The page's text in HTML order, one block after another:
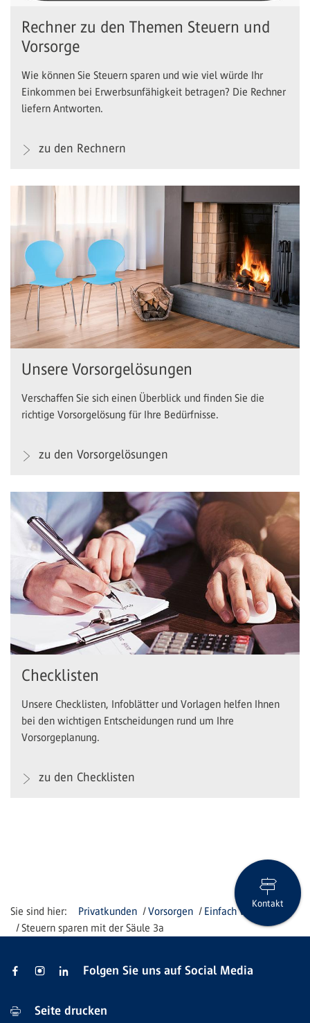
Rechner zu den Themen Steuern und
Vorsorge
Wie können Sie Steuern sparen und wie viel würde Ihr
Einkommen bei Erwerbsunfähigkeit betragen? Die Rechner
liefern Antworten.
zu den Rechnern
Unsere Vorsorgelösungen
Verschaffen Sie sich einen Überblick und finden Sie die
richtige Vorsorgelösung für Ihre Bedürfnisse.
zu den Vorsorgelösungen
Checklisten
Unsere Checklisten, Infoblätter und Vorlagen helfen Ihnen
bei den wichtigen Entscheidungen rund um Ihre
Vorsorgeplanung.
zu den Checklisten
Privatkunden Vorsorgen
Einfach vorsorgen
Steuern sparen mit der Säule 3a
Kontakt
Folgen Sie uns auf Social Media
Seite drucken